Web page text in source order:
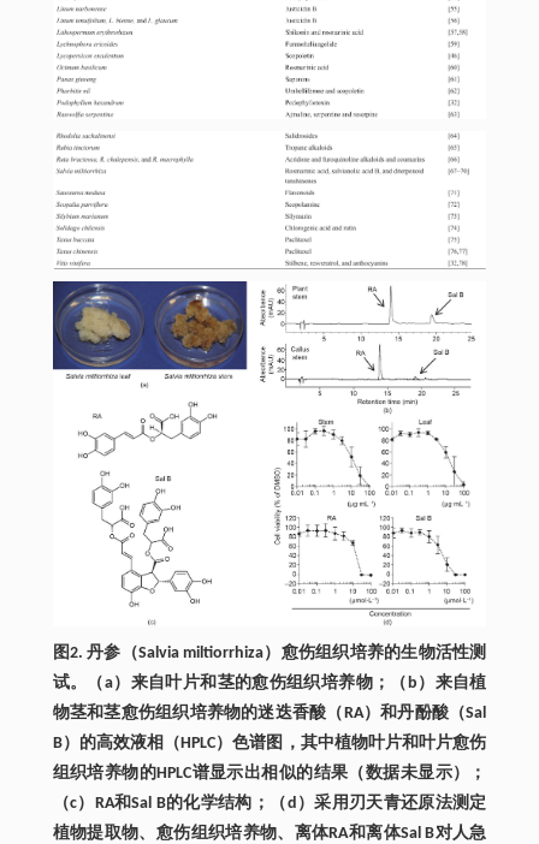
图2. 丹参（Salvia miltiorrhiza）愈伤组织培养的生物活性测
试。（a）来自叶片和茎的愈伤组织培养物；（b）来自植
物茎和茎愈伤组织培养物的迷迭香酸（RA）和丹酚酸（Sal
B）的高效液相（HPLC）色谱图，其中植物叶片和叶片愈伤
组织培养物的HPLC谱显示出相似的结果（数据未显示）；
（c）RA和Sal B的化学结构；（d）采用刃天青还原法测定
植物提取物、愈伤组织培养物、离体RA和离体Sal B对人急